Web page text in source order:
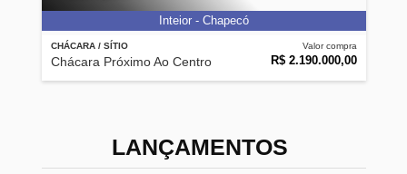
CHÁCARA / SÍTIO
Chácara Próximo Ao Centro
Valor compra
R$ 2.190.000,00
Inteior - Chapecó
LANÇAMENTOS